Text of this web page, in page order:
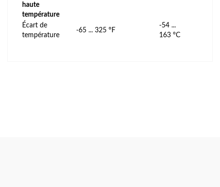
haute
température
Écart de
température
-65 ... 325 °F
-54 ...
163 °C